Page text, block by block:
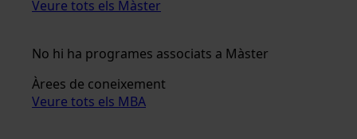
Veure tots els Màster
No hi ha programes associats a Màster
Àrees de coneixement
Veure tots els MBA